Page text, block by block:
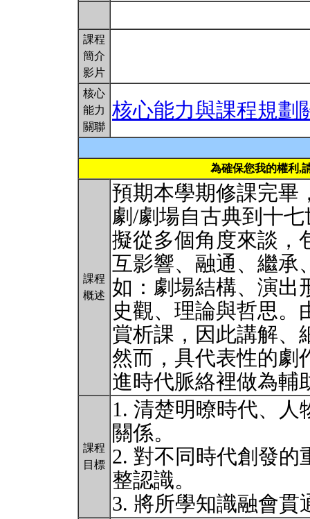
課程
簡介
影片
核心
能力
關聯
核心能力與課程規劃
為確保您我的權利,
課程
概述
預期本學期修課完畢
劇/劇場自古典到十
擬從多個角度來談，
互影響、融通、繼承
如：劇場結構、演出
史觀、理論與哲思。
賞析課，因此講解、
然而，具代表性的劇
進時代脈絡裡做為輔
課程
目標
1. 清楚明暸時代、
關係。
2. 對不同時代創發的
整認識。
3. 將所學知識融會